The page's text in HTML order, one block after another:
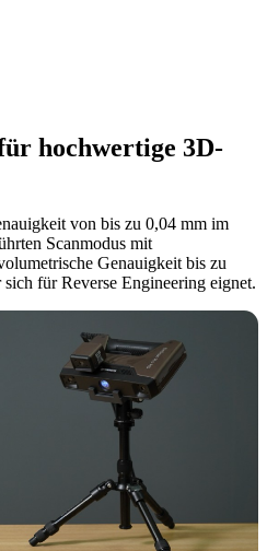
hochwertige 3D-
von bis zu 0,04 mm im
Scanmodus mit
Genauigkeit bis zu
für Reverse Engineering eignet.